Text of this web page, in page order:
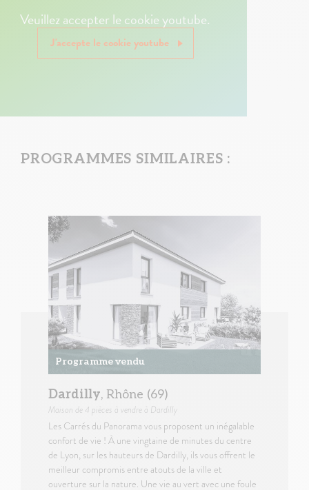
Veuillez accepter le cookie youtube.
J'accepte le cookie youtube
PROGRAMMES SIMILAIRES :
Programme vendu
Dardilly, Rhône (69)
Maison de 4 pièces à vendre à Dardilly
Les Carrés du Panorama vous proposent un inégalable
confort de vie ! À une vingtaine de minutes du centre
de Lyon, sur les hauteurs de Dardilly, ils vous offrent le
meilleur compromis entre atouts de la ville et
ouverture sur la nature. Une vie au vert avec une foule